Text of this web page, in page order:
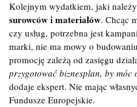
Kolejnym wydatkiem, jaki
surowców i materiałów. Chcąc
czy usług, potrzebna jest
marki, nie ma mowy o
promocję zależą od zasięgu
przygotować biznesplan, by móc
dodaje ekspert. Nie mając
Fundusze Europejskie.